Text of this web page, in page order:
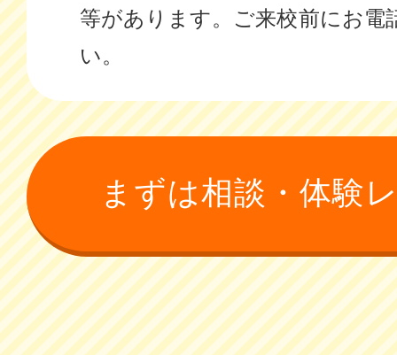
等があります。ご来校前にお電
い。
まずは相談・体験